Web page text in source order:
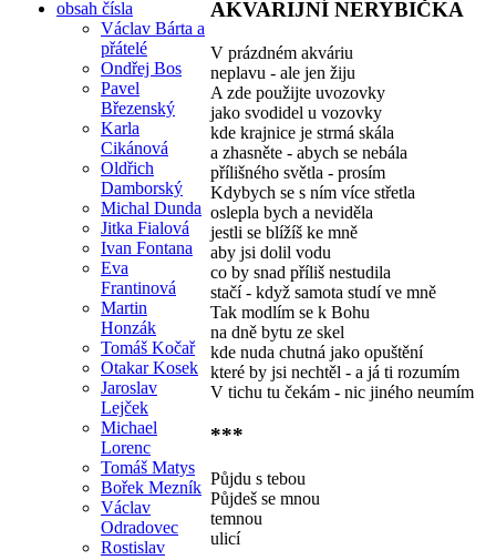
obsah čísla
Václav Bárta a
přátelé
Ondřej Bos
Pavel
Březenský
Karla
Cikánová
Oldřich
Damborský
Michal Dunda
Jitka Fialová
Ivan Fontana
Eva
Frantinová
Martin
Honzák
Tomáš Kočař
Otakar Kosek
Jaroslav
Lejček
Michael
Lorenc
Tomáš Matys
Bořek Mezník
Václav
Odradovec
Rostislav
AKVARIJNÍ NERYBIČKA
V prázdném akváriu
neplavu - ale jen žiju
A zde použijte uvozovky
jako svodidel u vozovky
kde krajnice je strmá skála
a zhasněte - abych se nebála
přílišného světla - prosím
Kdybych se s ním více střetla
oslepla bych a neviděla
jestli se blížíš ke mně
aby jsi dolil vodu
co by snad příliš nestudila
stačí - když samota studí ve mně
Tak modlím se k Bohu
na dně bytu ze skel
kde nuda chutná jako opuštění
které by jsi nechtěl - a já ti rozumím
V tichu tu čekám - nic jiného neumím
***
Půjdu s tebou
Půjdeš se mnou
temnou
ulicí